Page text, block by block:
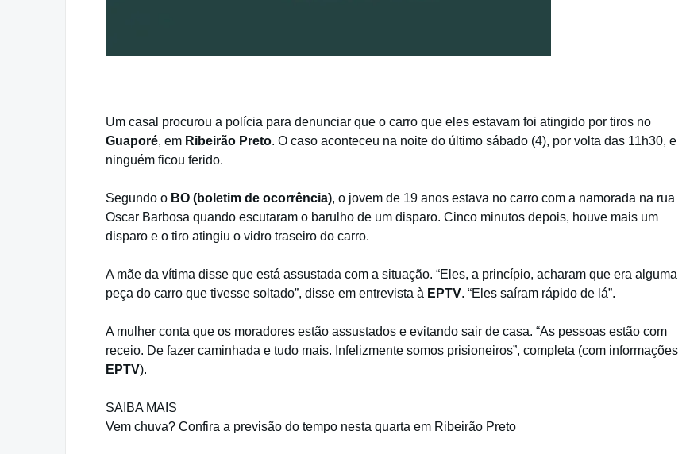
Um casal procurou a polícia para denunciar que o carro que eles estavam foi atingido por tiros no
Guaporé, em Ribeirão Preto. O caso aconteceu na noite do último sábado (4), por volta das 11h30, e
ninguém ficou ferido.
Segundo o BO (boletim de ocorrência), o jovem de 19 anos estava no carro com a namorada na rua
Oscar Barbosa quando escutaram o barulho de um disparo. Cinco minutos depois, houve mais um
disparo e o tiro atingiu o vidro traseiro do carro.
A mãe da vítima disse que está assustada com a situação. “Eles, a princípio, acharam que era alguma
peça do carro que tivesse soltado”, disse em entrevista à EPTV. “Eles saíram rápido de lá”.
A mulher conta que os moradores estão assustados e evitando sair de casa. “As pessoas estão com
receio. De fazer caminhada e tudo mais. Infelizmente somos prisioneiros”, completa (com informações
EPTV).
SAIBA MAIS
Vem chuva? Confira a previsão do tempo nesta quarta em Ribeirão Preto